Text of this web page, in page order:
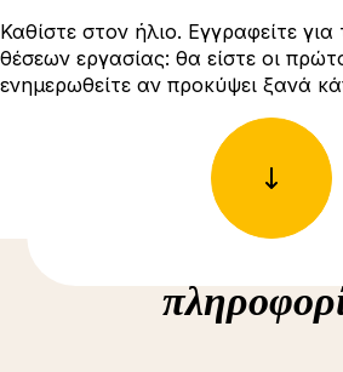
Καθίστε στον ήλιο. Εγγραφείτε για
θέσεων εργασίας: θα είστε οι
ενημερωθείτε αν προκύψει ξανά